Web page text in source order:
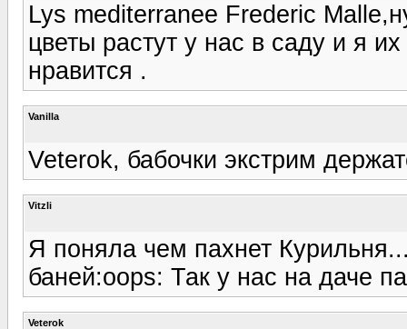
Lys mediterranee Frederic
цветы растут у нас в саду и я
нравится .
Vanilla
Veterok, бабочки экстрим
Vitzli
Я поняла чем пахнет
баней:oops: Так у нас на даче
Veterok